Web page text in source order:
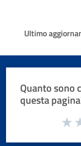
Ultimo
Quanto sono
questa
Valuta da 1 a 5